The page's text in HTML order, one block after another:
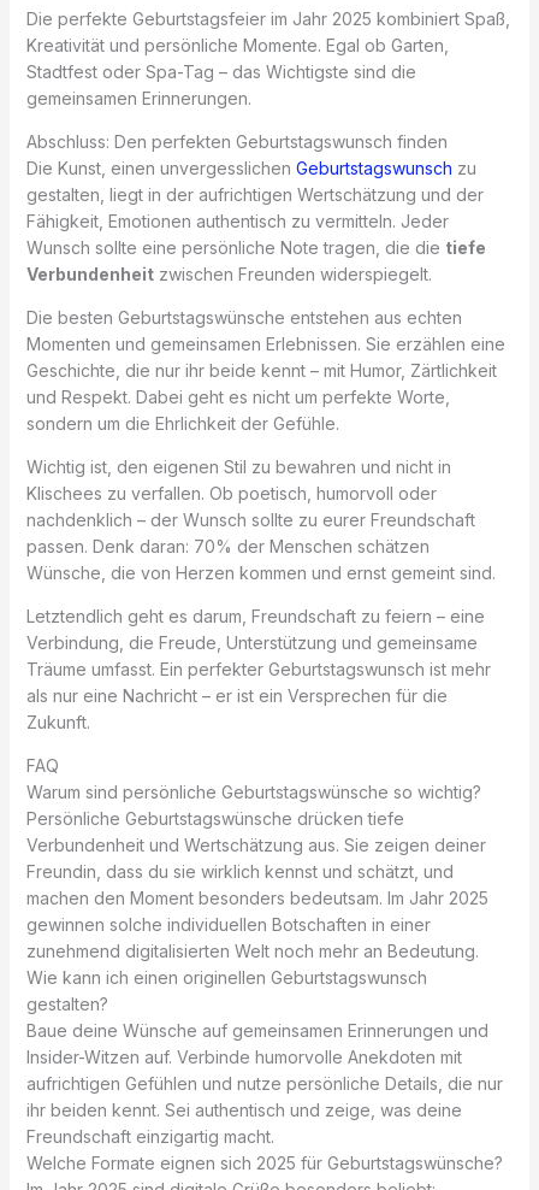
Die perfekte Geburtstagsfeier im Jahr 2025 kombiniert Spaß,
Kreativität und persönliche Momente. Egal ob Garten,
Stadtfest oder Spa-Tag – das Wichtigste sind die
gemeinsamen Erinnerungen.
Abschluss: Den perfekten Geburtstagswunsch finden
Die Kunst, einen unvergesslichen Geburtstagswunsch zu
gestalten, liegt in der aufrichtigen Wertschätzung und der
Fähigkeit, Emotionen authentisch zu vermitteln. Jeder
Wunsch sollte eine persönliche Note tragen, die die tiefe
Verbundenheitzwischen Freunden widerspiegelt.
Die besten Geburtstagswünsche entstehen aus echten
Momenten und gemeinsamen Erlebnissen. Sie erzählen eine
Geschichte, die nur ihr beide kennt – mit Humor, Zärtlichkeit
und Respekt. Dabei geht es nicht um perfekte Worte,
sondern um die Ehrlichkeit der Gefühle.
Wichtig ist, den eigenen Stil zu bewahren und nicht in
Klischees zu verfallen. Ob poetisch, humorvoll oder
nachdenklich – der Wunsch sollte zu eurer Freundschaft
passen. Denk daran: 70% der Menschen schätzen
Wünsche, die von Herzen kommen und ernst gemeint sind.
Letztendlich geht es darum, Freundschaft zu feiern – eine
Verbindung, die Freude, Unterstützung und gemeinsame
Träume umfasst. Ein perfekter Geburtstagswunsch ist mehr
als nur eine Nachricht – er ist ein Versprechen für die
Zukunft.
FAQ
Warum sind persönliche Geburtstagswünsche so wichtig?
Persönliche Geburtstagswünsche drücken tiefe
Verbundenheit und Wertschätzung aus. Sie zeigen deiner
Freundin, dass du sie wirklich kennst und schätzt, und
machen den Moment besonders bedeutsam. Im Jahr 2025
gewinnen solche individuellen Botschaften in einer
zunehmend digitalisierten Welt noch mehr an Bedeutung.
Wie kann ich einen originellen Geburtstagswunsch
gestalten?
Baue deine Wünsche auf gemeinsamen Erinnerungen und
Insider-Witzen auf. Verbinde humorvolle Anekdoten mit
aufrichtigen Gefühlen und nutze persönliche Details, die nur
ihr beiden kennt. Sei authentisch und zeige, was deine
Freundschaft einzigartig macht.
Welche Formate eignen sich 2025 für Geburtstagswünsche?